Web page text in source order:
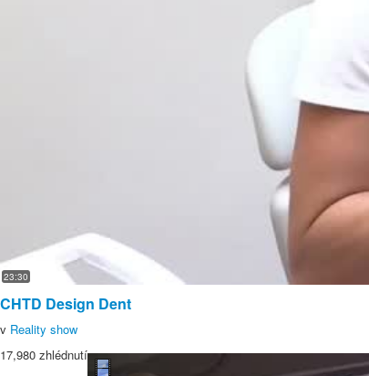
23:30
CHTD Design Dent
v Reality show
17,980 zhlédnutí